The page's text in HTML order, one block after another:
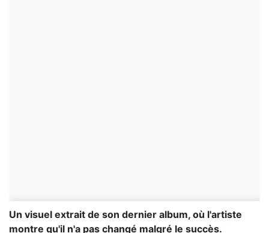
Un visuel extrait de son dernier album, où l'artiste
montre qu'il n'a pas changé malgré le succès.